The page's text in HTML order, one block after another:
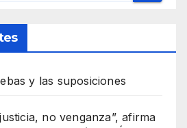
y las suposiciones
no venganza”, afirma